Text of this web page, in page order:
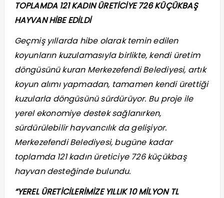
TOPLAMDA 121 KADIN ÜRETİCİYE 726 KÜÇÜKBAŞ
HAYVAN HİBE EDİLDİ
Geçmiş yıllarda hibe olarak temin edilen
koyunların kuzulamasıyla birlikte, kendi üretim
döngüsünü kuran Merkezefendi Belediyesi, artık
koyun alımı yapmadan, tamamen kendi ürettiği
kuzularla döngüsünü sürdürüyor. Bu proje ile
yerel ekonomiye destek sağlanırken,
sürdürülebilir hayvancılık da gelişiyor.
Merkezefendi Belediyesi, bugüne kadar
toplamda 121 kadın üreticiye 726 küçükbaş
hayvan desteğinde bulundu.
“YEREL ÜRETİCİLERİMİZE YILLIK 10 MİLYON TL